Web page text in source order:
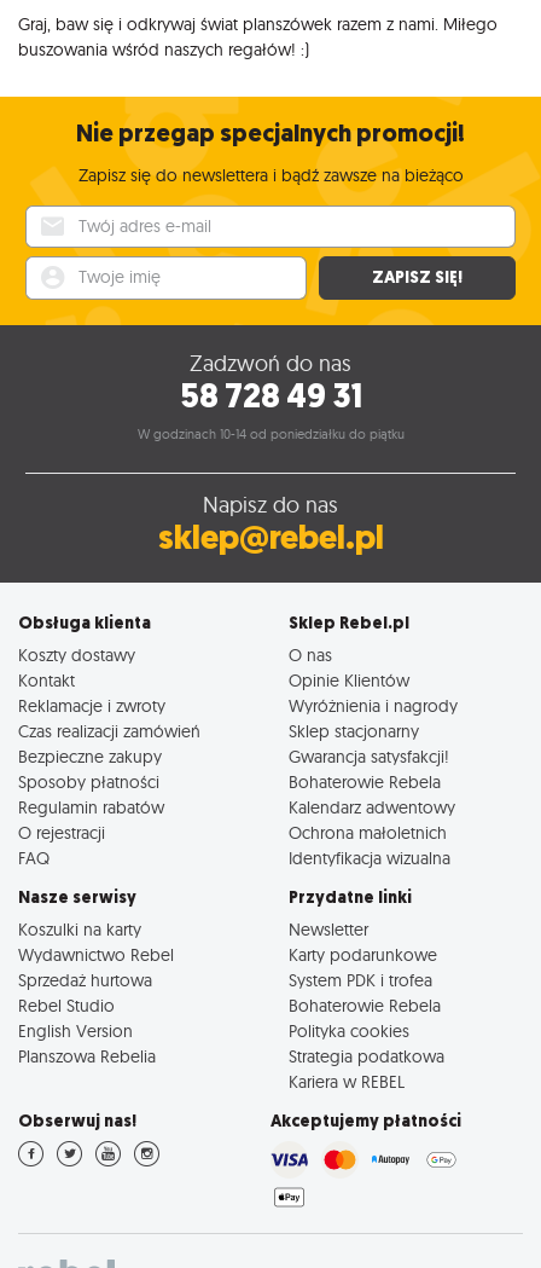
Graj, baw się i odkrywaj świat planszówek razem z nami. Miłego
buszowania wśród naszych regałów! :)
Nie przegap specjalnych promocji!
Zapisz się do newslettera i bądź zawsze na bieżąco
ZAPISZ SIĘ!
Zadzwoń do nas
58 728 49 31
W godzinach 10-14 od poniedziałku do piątku
Napisz do nas
sklep@rebel.pl
Obsługa klienta
Koszty dostawy
Kontakt
Reklamacje i zwroty
Czas realizacji zamówień
Bezpieczne zakupy
Sposoby płatności
Regulamin rabatów
O rejestracji
FAQ
Sklep Rebel.pl
O nas
Opinie Klientów
Wyróżnienia i nagrody
Sklep stacjonarny
Gwarancja satysfakcji!
Bohaterowie Rebela
Kalendarz adwentowy
Ochrona małoletnich
Identyfikacja wizualna
Nasze serwisy
Koszulki na karty
Wydawnictwo Rebel
Sprzedaż hurtowa
Rebel Studio
English Version
Planszowa Rebelia
Przydatne linki
Newsletter
Karty podarunkowe
System PDK i trofea
Bohaterowie Rebela
Polityka cookies
Strategia podatkowa
Kariera w REBEL
Obserwuj nas! Akceptujemy płatności